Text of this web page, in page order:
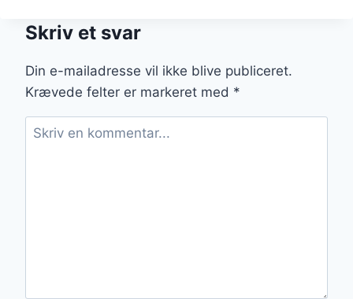
DRINK
Skriv et svar
Din e-mailadresse vil ikke blive publiceret.
Krævede felter er markeret med *